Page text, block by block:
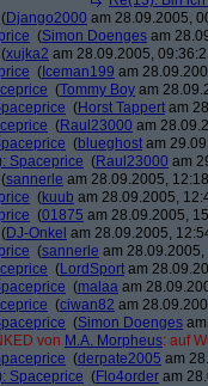
(Django2000 am 28.09.2005,
(Simon Doenges am
(xujka2 am 28.09.2005,
( Iceman199 am
(Tommy Boy am
(Horst Tappert am
(Raul23000 am
(blueghost am
Spaceprice (Raul23000 am
(sannerle am 28.09.2005,
(kuub am 28.09.2005,
(01875 am 28.09.2005,
(DJ-Onkel am 28.09.2005,
(sannerle am 28.09.2005,
(LordSport am
(malaa am
(ciwan82 am
(Simon Doenges
von M.A. Morpheus: auf
(derpate2005 am
Spaceprice (Flo4order am